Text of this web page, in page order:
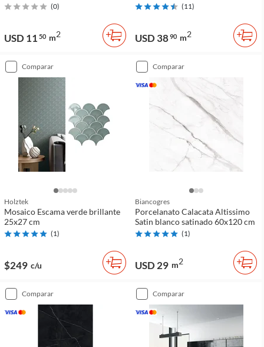
(0)
USD 11 50 m2
(11)
USD 3890 m2
comparar
Holztek
Mosaico Escama verde brillante
25x27 cm
(1)
$249 c/u
comparar
Biancogres
Porcelanato Calacata Altissimo
Satin blanco satinado 60x120 cm
(1)
USD 29 m2
comparar comparar